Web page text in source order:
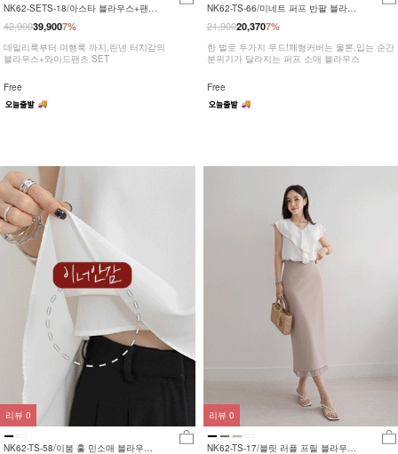
NK62-SETS-18/아스타 블라우스+팬츠
세트_HR
7%
42,90039,900
데일리룩부터 여행룩 까지,린넨 터치감의
블라우스+와이드팬츠 SET
Free
NK62-TS-66/미네트 퍼프 반팔 블라우
스_HR
7%
21,90020,370
한 벌로 두가지 무드!체형커버는 물론,입는 순간
분위기가 달라지는 퍼프 소매 블라우스
Free
NK62-TS-58/이붐 훌 민소매 블라우스
리뷰 0
NK62-TS-17/블릿 러플 프릴 블라우스
리뷰 0